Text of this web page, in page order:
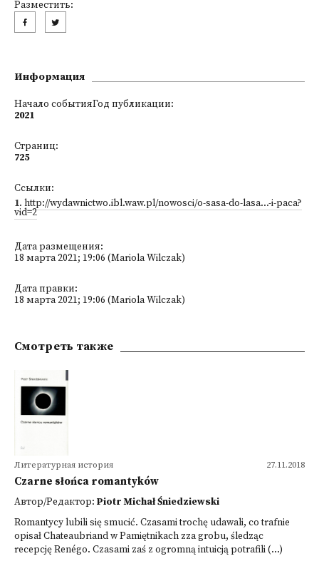
Разместить:
Информация
Начало событияГод публикации:
2021
Страниц:
725
Ссылки:
1. http://wydawnictwo.ibl.waw.pl/nowosci/o-sasa-do-lasa...-i-paca?
vid=2
Дата размещения:
18 марта 2021; 19:06 (Mariola Wilczak)
Дата правки:
18 марта 2021; 19:06 (Mariola Wilczak)
Смотреть также
27.11.2018
Литературная история
Czarne słońca romantyków
Автор/Редактор: Piotr Michał Śniedziewski
Romantycy lubili się smucić. Czasami trochę udawali, co trafnie
opisał Chateaubriand w Pamiętnikach zza grobu, śledząc
recepcję Renégo. Czasami zaś z ogromną intuicją potrafili (...)